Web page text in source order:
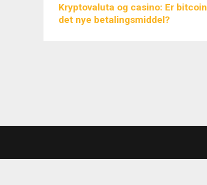
Kryptovaluta og casino: Er bitcoin
det nye betalingsmiddel?